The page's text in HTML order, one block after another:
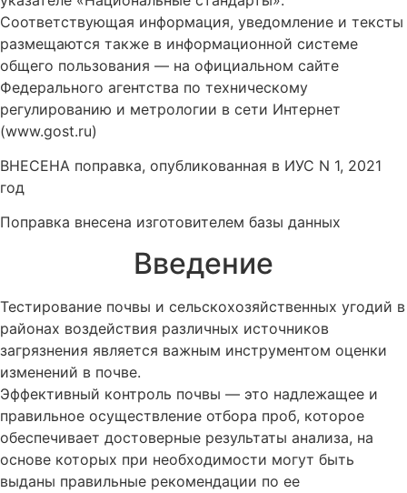
Соответствующая информация, уведомление и тексты
размещаются также в информационной системе
общего пользования — на официальном сайте
Федерального агентства по техническому
регулированию и метрологии в сети Интернет
(www.gost.ru)
ВНЕСЕНА поправка, опубликованная в ИУС N 1, 2021
год
Поправка внесена изготовителем базы данных
Введение
Тестирование почвы и сельскохозяйственных угодий в
районах воздействия различных источников
загрязнения является важным инструментом оценки
изменений в почве.
Эффективный контроль почвы — это надлежащее и
правильное осуществление отбора проб, которое
обеспечивает достоверные результаты анализа, на
основе которых при необходимости могут быть
выданы правильные рекомендации по ее